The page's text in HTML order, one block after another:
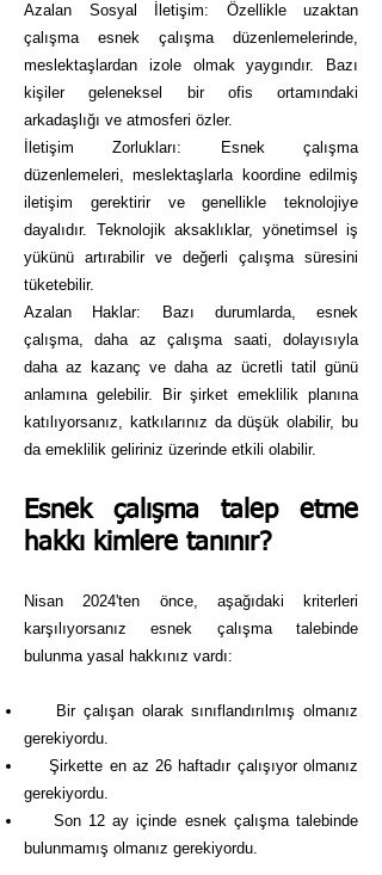
Azalan Sosyal İletişim: Özellikle uzaktan
çalışma esnek çalışma düzenlemelerinde,
meslektaşlardan izole olmak yaygındır. Bazı
kişiler geleneksel bir ofis ortamındaki
arkadaşlığı ve atmosferi özler.
İletişim Zorlukları: Esnek çalışma
düzenlemeleri, meslektaşlarla koordine edilmiş
iletişim gerektirir ve genellikle teknolojiye
dayalıdır. Teknolojik aksaklıklar, yönetimsel iş
yükünü artırabilir ve değerli çalışma süresini
tüketebilir.
Azalan Haklar: Bazı durumlarda, esnek
çalışma, daha az çalışma saati, dolayısıyla
daha az kazanç ve daha az ücretli tatil günü
anlamına gelebilir. Bir şirket emeklilik planına
katılıyorsanız, katkılarınız da düşük olabilir, bu
da emeklilik geliriniz üzerinde etkili olabilir.
Esnek çalışma talep etme
hakkı kimlere tanınır?
Nisan 2024'ten önce, aşağıdaki kriterleri
karşılıyorsanız esnek çalışma talebinde
bulunma yasal hakkınız vardı:
Bir çalışan olarak sınıflandırılmış olmanız
gerekiyordu.
Şirkette en az 26 haftadır çalışıyor olmanız
gerekiyordu.
Son 12 ay içinde esnek çalışma talebinde
bulunmamış olmanız gerekiyordu.